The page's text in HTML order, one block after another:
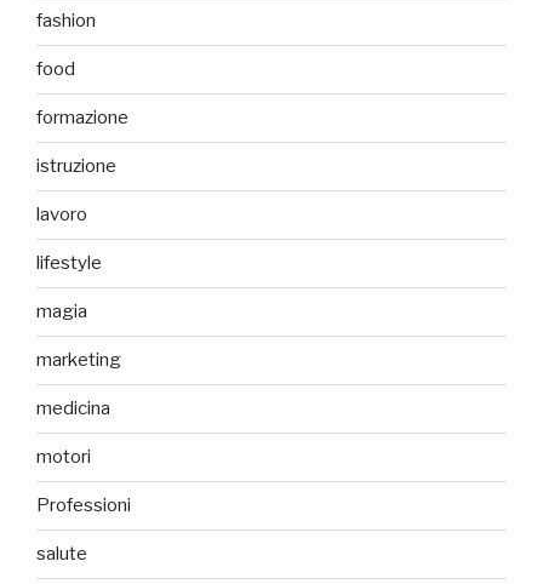
fashion
food
formazione
istruzione
lavoro
lifestyle
magia
marketing
medicina
motori
Professioni
salute